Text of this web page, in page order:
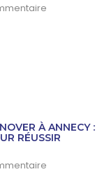
À ANNECY :
RÉUSSIR